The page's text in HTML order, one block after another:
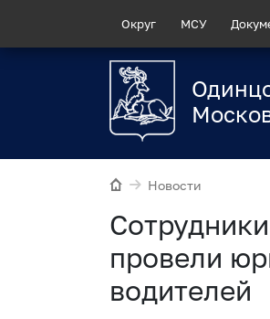
Округ МСУ
Новости
провели
водителей